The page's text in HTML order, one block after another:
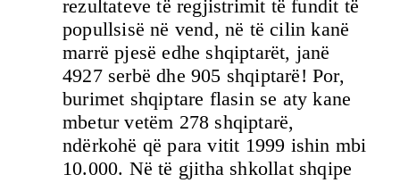
rezultateve të regjistrimit të fundit të
popullsisë në vend, në të cilin kanë
marrë pjesë edhe shqiptarët, janë
4927 serbë dhe 905 shqiptarë! Por,
burimet shqiptare flasin se aty kane
mbetur vetëm 278 shqiptarë,
ndërkohë që para vitit 1999 ishin mbi
10.000. Në të gjitha shkollat shqipe